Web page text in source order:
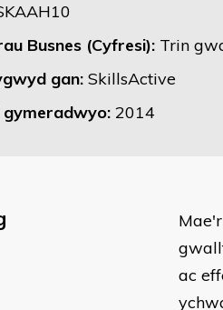
Busnes (Cyfresi): Trin
gan: SkillsActive
gymeradwyo: 2014
ac